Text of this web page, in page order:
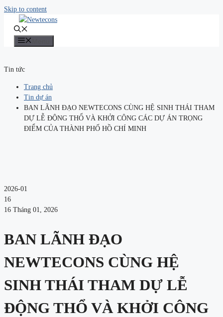
Skip to content
Tin tức
Trang chủ
Tin dự án
BAN LÃNH ĐẠO NEWTECONS CÙNG HỆ SINH THÁI THAM
DỰ LỄ ĐỘNG THỔ VÀ KHỞI CÔNG CÁC DỰ ÁN TRỌNG
ĐIỂM CỦA THÀNH PHỐ HỒ CHÍ MINH
2026-01
16
16 Tháng 01, 2026
BAN LÃNH ĐẠO
NEWTECONS CÙNG HỆ
SINH THÁI THAM DỰ LỄ
ĐỘNG THỔ VÀ KHỞI CÔNG